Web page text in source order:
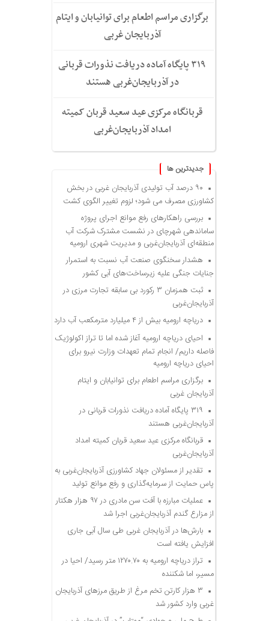
برگزاری مراسم اطعام برای توانیابان و ایتام
آذربایجان غربی
۳۱۹ پایگاه آماده دریافت نذورات قربانی
در آذربایجان‌غربی هستند
قربانگاه مرکزی عید سعید قربان کمیته
امداد آذربایجان‌غربی
جديدترين ها
۹۰ درصد آب تولیدی آذربایجان غربی در بخش
کشاورزی مصرف می شود؛ لزوم تغییر الگوی کشت
بررسی راهکارهای رفع موانع اجرای پروژه
ساماندهی شهرچای در نشست مشترک شرکت آب
منطقه‌ای آذربایجان‌غربی و مدیریت شهری ارومیه
هشدار سخنگوی صنعت آب نسبت به استمرار
جنایات جنگی علیه زیرساخت‌های آبی کشور
ثبت همزمان ۳ رکورد بی سابقه تجارت مرزی در
آذربایجان‌غربی
دریاچه ارومیه بیش از ۴ میلیارد مترمکعب آب دارد
احیای دریاچه ارومیه آغاز شده اما تا تراز اکولوژیک
فاصله داریم/ انجام تمام تعهدات وزارت نیرو برای
احیای دریاچه ارومیه
برگزاری مراسم اطعام برای توانیابان و ایتام
آذربایجان غربی
۳۱۹ پایگاه آماده دریافت نذورات قربانی در
آذربایجان‌غربی هستند
قربانگاه مرکزی عید سعید قربان کمیته امداد
آذربایجان‌غربی
تقدیر از مسئولان جهاد کشاورزی آذربایجان‌غربی به
پاس حمایت از سرمایه‌گذاری و رفع موانع تولید
عملیات مبارزه با آفت سن مادری در ۹۷ هزار هکتار
از مزارع گندم آذربایجان‌غربی اجرا شد
بارش‌ها در آذربایجان غربی طی سال آبی جاری
افزایش یافته است
تراز دریاچه ارومیه به ۱۲۷۰.۷۰ متر رسید/ احیا در
مسیر، اما شکننده
۳ هزار کارتن تخم مرغ از طریق مرزهای آذربایجان
غربی وارد کشور شد